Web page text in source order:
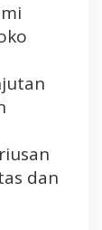
dan